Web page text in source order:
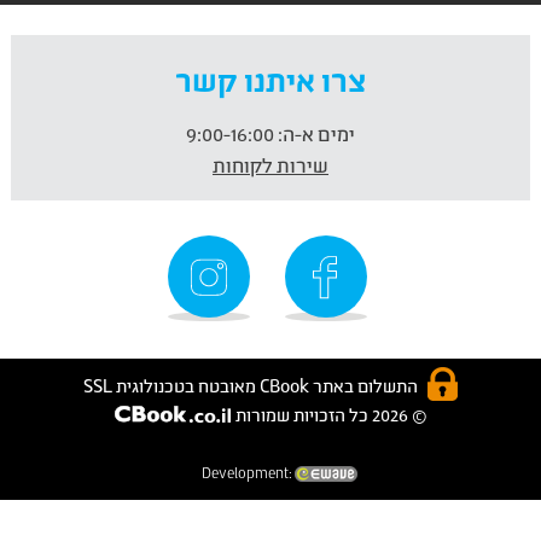
צרו איתנו קשר
ימים א-ה:
שירות לקוחות
התשלום באתר CBook מאובטח בטכנולוגית SSL
© 2026 כל הזכויות שמורות
Development: